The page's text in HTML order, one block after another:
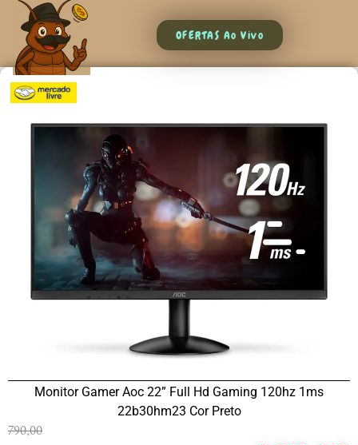
OFERTAS Ao Vivo
Monitor Gamer Aoc 22” Full Hd Gaming 120hz 1ms
22b30hm23 Cor Preto
790,00